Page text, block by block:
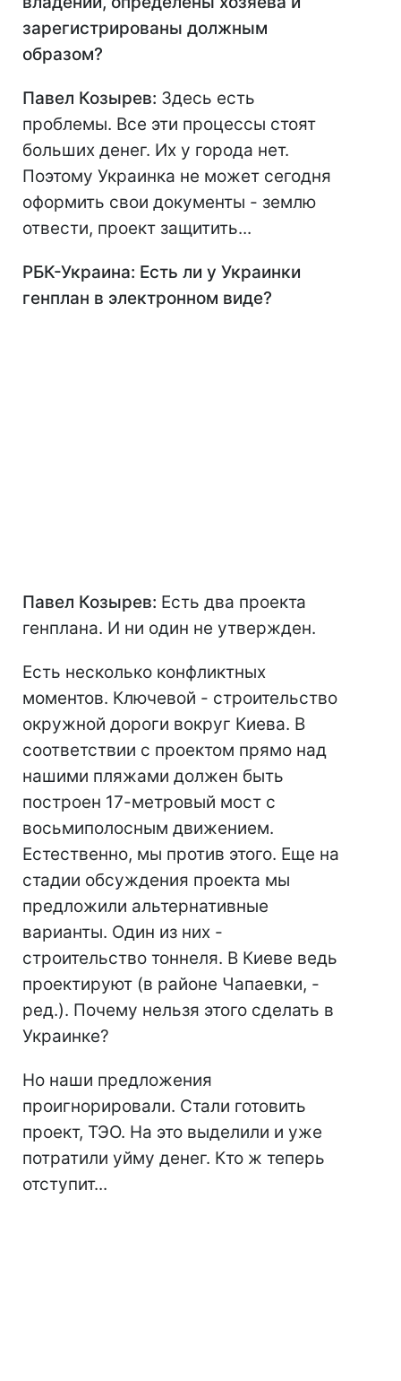
зарегистрированы должным
образом?
Павел Козырев: Здесь есть
проблемы. Все эти процессы стоят
больших денег. Их у города нет.
Поэтому Украинка не может сегодня
оформить свои документы - землю
отвести, проект защитить...
РБК-Украина: Есть ли у Украинки
генплан в электронном виде?
Павел Козырев: Есть два проекта
генплана. И ни один не утвержден.
Есть несколько конфликтных
моментов. Ключевой - строительство
окружной дороги вокруг Киева. В
соответствии с проектом прямо над
нашими пляжами должен быть
построен 17-метровый мост с
восьмиполосным движением.
Естественно, мы против этого. Еще на
стадии обсуждения проекта мы
предложили альтернативные
варианты. Один из них -
строительство тоннеля. В Киеве ведь
проектируют (в районе Чапаевки, -
ред.). Почему нельзя этого сделать в
Украинке?
Но наши предложения
проигнорировали. Стали готовить
проект, ТЭО. На это выделили и уже
потратили уйму денег. Кто ж теперь
отступит...